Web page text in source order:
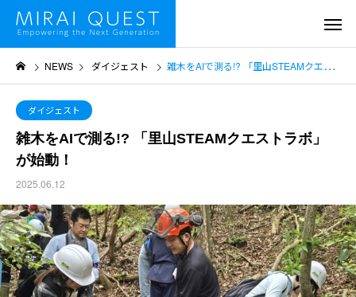
NEWS ダイジェスト 雑木をAIで測る!? 「里山STEAMクエストラボ」が始動！
ダイジェスト
雑木をAIで測る!? 「里山STEAMクエストラボ」
が始動！
2025.06.12